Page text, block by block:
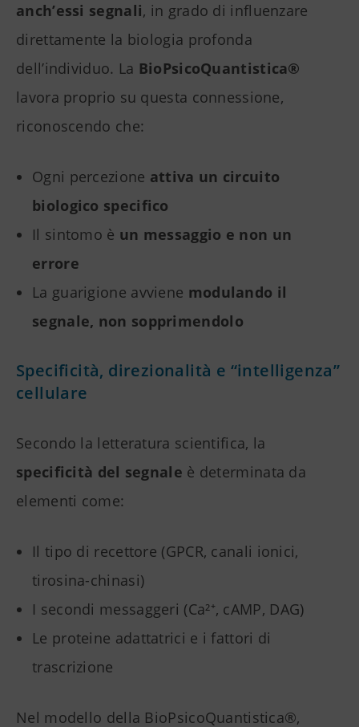
anch’essi segnali, in grado di influenzare
direttamente la biologia profonda
dell’individuo. La BioPsicoQuantistica®
lavora proprio su questa connessione,
riconoscendo che:
Ogni percezione attiva un circuito
biologico specifico
Il sintomo è un messaggio e non un
errore
La guarigione avviene modulando il
segnale, non sopprimendolo
Specificità, direzionalità e “intelligenza”
cellulare
Secondo la letteratura scientifica, la
specificità del segnale è determinata da
elementi come:
Il tipo di recettore (GPCR, canali ionici,
tirosina-chinasi)
I secondi messaggeri (Ca²⁺, cAMP, DAG)
Le proteine adattatrici e i fattori di
trascrizione
Nel modello della BioPsicoQuantistica®,